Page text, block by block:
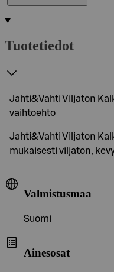
Tuotetiedot
Jahti&Vahti Viljaton
vaihtoehto
Jahti&Vahti Viljaton
mukaisesti viljaton,
Valmistusmaa
Suomi
Ainesosat